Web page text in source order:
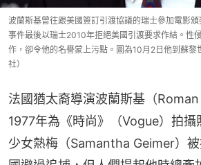
波蘭斯基曾往跟美國簽訂引渡協議的瑞士參加電影
事件最後以瑞士2010年拒絕美國引渡要求作結。性
作，卻令他的名譽蒙上污點。圖為10月2日他到蘇黎
社）
法國猶太裔導演波蘭斯基（
1977年為《時尚》（Vogue）拍攝
少女熱梅（Samantha Geimer）